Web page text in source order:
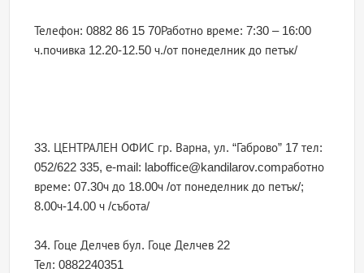
Телефон: 0882 86 15 70Работно време: 7:30 – 16:00
ч.почивка 12.20-12.50 ч./от понеделник до петък/
33. ЦЕНТРАЛЕН ОФИС гр. Варна, ул. “Габрово” 17 тел:
052/622 335, e-mail: laboffice@kandilarov.comработно
време: 07.30ч до 18.00ч /от понеделник до петък/;
8.00ч-14.00 ч /събота/
34. Гоце Делчев бул. Гоце Делчев 22
Тел: 0882240351